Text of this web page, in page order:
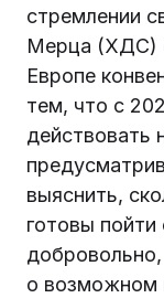
стремлении
Мерца (ХДС)
Европе
тем, что с
действовать
выяснить,
готовы
о возможном